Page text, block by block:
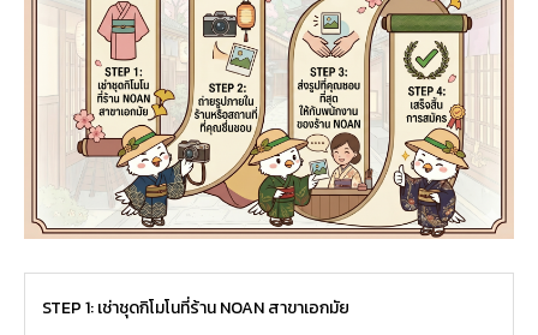
STEP 1: เช่าชุดกิโมโนที่ร้าน NOAN สาขาเอกมัย